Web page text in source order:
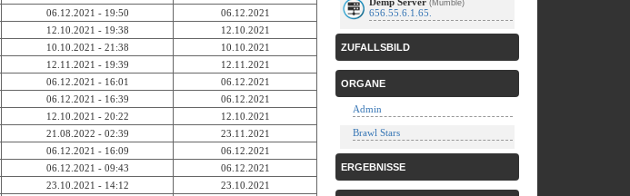
06.12.2021 - 19:50
06.12.2021
12.10.2021 - 19:38
12.10.2021
10.10.2021 - 21:38
10.10.2021
12.11.2021 - 19:39
12.11.2021
06.12.2021 - 16:01
06.12.2021
06.12.2021 - 16:39
06.12.2021
12.10.2021 - 20:22
12.10.2021
21.08.2022 - 02:39
23.11.2021
06.12.2021 - 16:09
06.12.2021
06.12.2021 - 09:43
06.12.2021
23.10.2021 - 14:12
23.10.2021
(Mumble)
656.55.6.1.65.
ZUFALLSBILD
ORGANE
Admin
Brawl Stars
ERGEBNISSE